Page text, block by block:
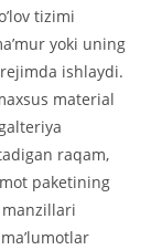
tizimi
yoki uning
ishlaydi.
material
raqam,
paketining